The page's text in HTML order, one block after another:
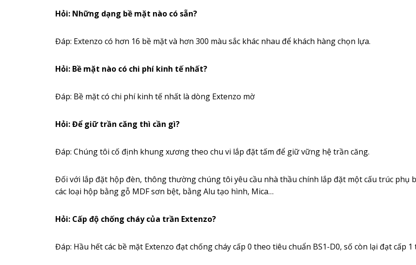
Hỏi: Những dạng bề mặt nào có sẵn?
Đáp: Extenzo có hơn 16 bề mặt và hơn 300 màu sắc khác nhau để khách hàng chọn lựa.
Hỏi: Bề mặt nào có chi phí kinh tế nhất?
Đáp: Bề mặt có chi phí kinh tế nhất là dòng Extenzo mờ
Hỏi: Để giữ trần căng thì cần gì?
Đáp: Chúng tôi cố định khung xương theo chu vi lắp đặt tấm để giữ vững hệ trần căng.
Đối với lắp đặt hộp đèn, thông thường chúng tôi yêu cầu nhà thầu chính lắp đặt một cấu trúc phụ
các loại hộp bằng gỗ MDF sơn bệt, bằng Alu tạo hình, Mica…
Hỏi: Cấp độ chống cháy của trần Extenzo?
Đáp: Hầu hết các bề mặt Extenzo đạt chống cháy cấp 0 theo tiêu chuẩn BS1-D0, số còn lại đạt cấp